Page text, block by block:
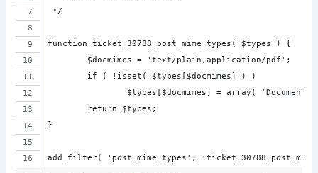
*/
function ticket_30788_post_mime_types( $types ) {
        $docmimes = 'text/plain,application/pdf';
        if ( !isset( $types[$docmimes] ) )
$types[$docmimes] = array(
        return $types;
}
add_filter( 'post_mime_types',